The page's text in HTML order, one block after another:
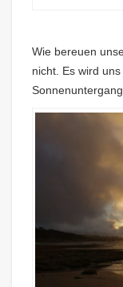
Wie bereuen
nicht. Es wird